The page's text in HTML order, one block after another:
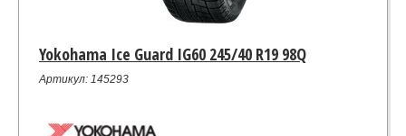
Yokohama Ice Guard IG60 245/40 R19 98Q
Артикул: 145293